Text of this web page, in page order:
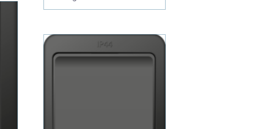
bebyggelse på ett sätt
innergårdar och
viktiga för trivseln. När